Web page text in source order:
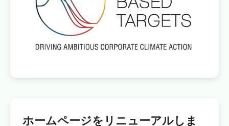
ホームページをリニューアルしま